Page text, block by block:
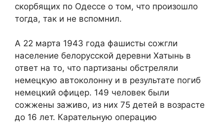
скорбящих по Одессе о том, что произошло
тогда, так и не вспомнил.
А 22 марта 1943 года фашисты сожгли
население белорусской деревни Хатынь в
ответ на то, что партизаны обстреляли
немецкую автоколонну и в результате погиб
немецкий офицер. 149 человек были
сожжены заживо, из них 75 детей в возрасте
до 16 лет. Карательную операцию